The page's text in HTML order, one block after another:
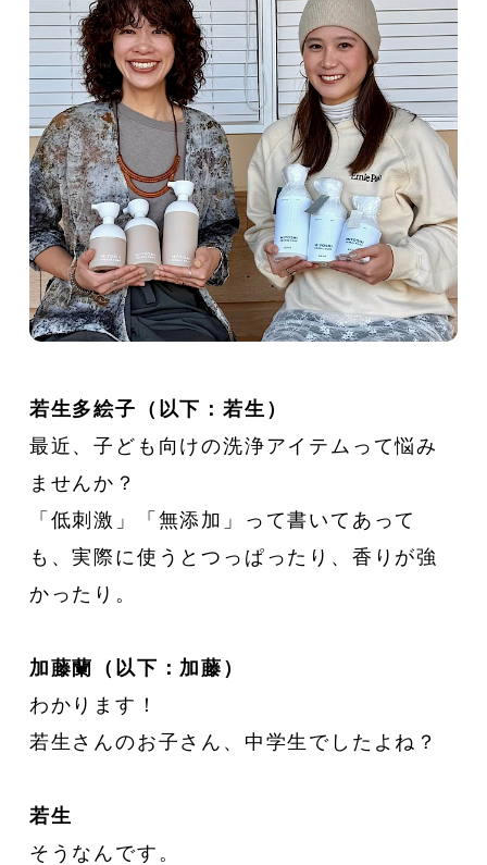
若生多絵子（以下：若生）
最近、子ども向けの洗浄アイテムって悩み
ませんか？
「低刺激」「無添加」って書いてあって
も、実際に使うとつっぱったり、香りが強
かったり。
加藤蘭（以下：加藤）
わかります！
若生さんのお子さん、中学生でしたよね？
若生
そうなんです。